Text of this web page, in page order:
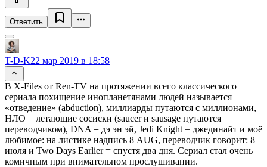
Ответить
T-D-K22 мар 2019 в 18:58
В X-Files от Ren-TV на протяжении всего классического
сериала похищение инопланетянами людей называется
«отведение» (abduction), миллиарды путаются с миллионами,
НЛО = летающие сосиски (saucer и sausage путаются
переводчиком), DNA = дэ эн эй, Jedi Knight = джединайт и моё
любимое: на листике надпись 8 AUG, переводчик говорит: 8
июля и Two Days Earlier = спустя два дня. Сериал стал очень
комичным при внимательном прослушивании.